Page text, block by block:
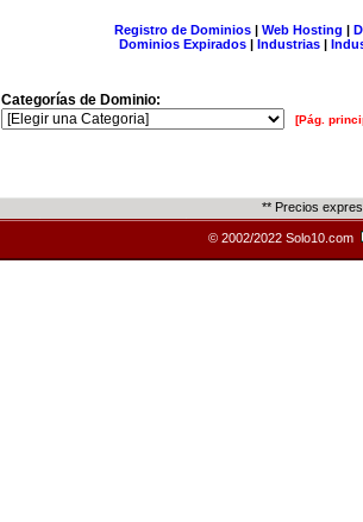
Registro de Dominios| Web Hosting |
Dominios Expirados | Industrias |
Categorías de Dominio:
[Pág.
** Precios
© 2002/2022 Solo10.com